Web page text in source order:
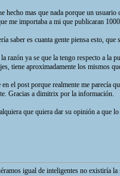
hecho mas que nada porque un
me importaba a mi que publicaran
saber es cuanta gente piensa esto,
razón ya se que la tengo respecto a la
tiene aproximadamente los mismos
el post porque realmente me parecía
Gracias a dimitrix por la información.
que quiera dar su opinión a que
igual de inteligentes no existiría